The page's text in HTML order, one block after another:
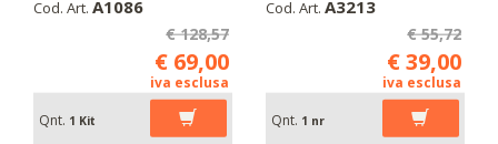
Cod. Art. A1086
€ 128,57
€ 69,00
iva esclusa
Qnt. 1 Kit
Cod. Art. A3213
€ 55,72
€ 39,00
iva esclusa
Qnt. 1 nr